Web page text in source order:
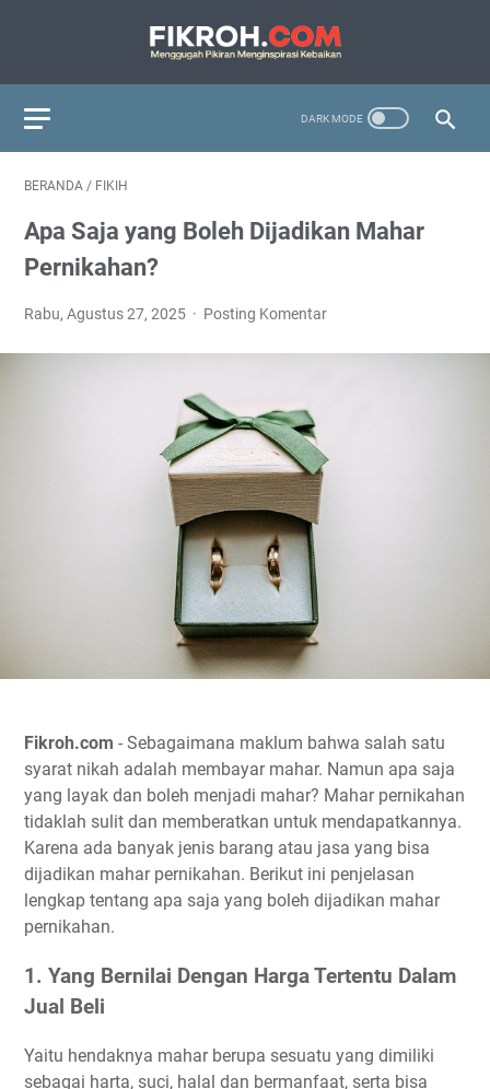
BERANDA / FIKIH
Apa Saja yang Boleh Dijadikan Mahar
Pernikahan?
Rabu, Agustus 27, 2025 Posting Komentar
Fikroh.com - Sebagaimana maklum bahwa salah satu
syarat nikah adalah membayar mahar. Namun apa saja
yang layak dan boleh menjadi mahar? Mahar pernikahan
tidaklah sulit dan memberatkan untuk mendapatkannya.
Karena ada banyak jenis barang atau jasa yang bisa
dijadikan mahar pernikahan. Berikut ini penjelasan
lengkap tentang apa saja yang boleh dijadikan mahar
pernikahan.
1. Yang Bernilai Dengan Harga Tertentu Dalam
Jual Beli
Yaitu hendaknya mahar berupa sesuatu yang dimiliki
sebagai harta, suci, halal dan bermanfaat, serta bisa